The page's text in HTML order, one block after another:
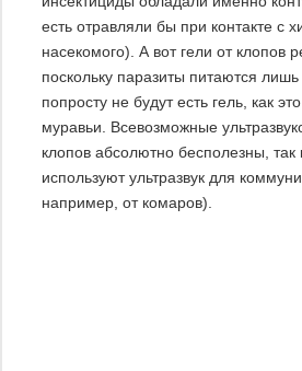
есть отравляли бы при контакте с
насекомого). А вот гели от клопов
поскольку паразиты питаются
попросту не будут есть гель, как
муравьи. Всевозможные
клопов абсолютно бесполезны, так
используют ультразвук для
например, от комаров).